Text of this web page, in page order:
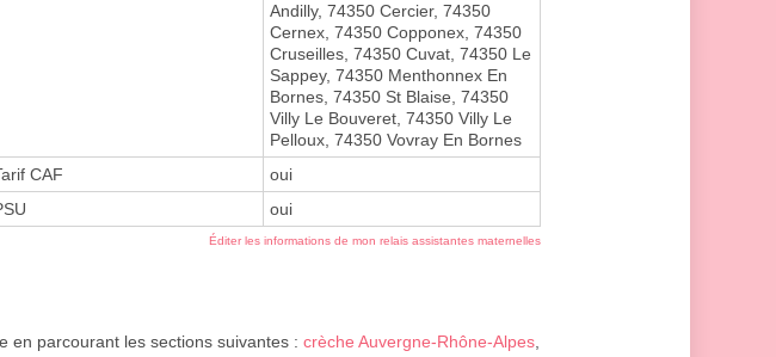
Andilly, 74350 Cercier, 74350
Cernex, 74350 Copponex, 74350
Cruseilles, 74350 Cuvat, 74350 Le
Sappey, 74350 Menthonnex En
Bornes, 74350 St Blaise, 74350
Villy Le Bouveret, 74350 Villy Le
Pelloux, 74350 Vovray En Bornes
CAF
oui
oui
Éditer les informations de mon relais assistantes maternelles
en parcourant les sections suivantes : crèche Auvergne-Rhône-Alpes